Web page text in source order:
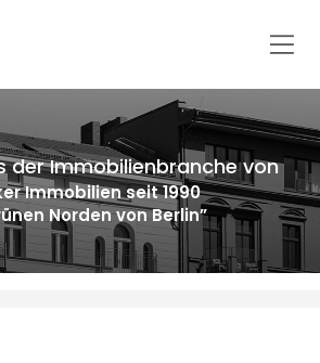
der Immobilienbranche von
Immobilien seit 1990
Norden von Berlin”